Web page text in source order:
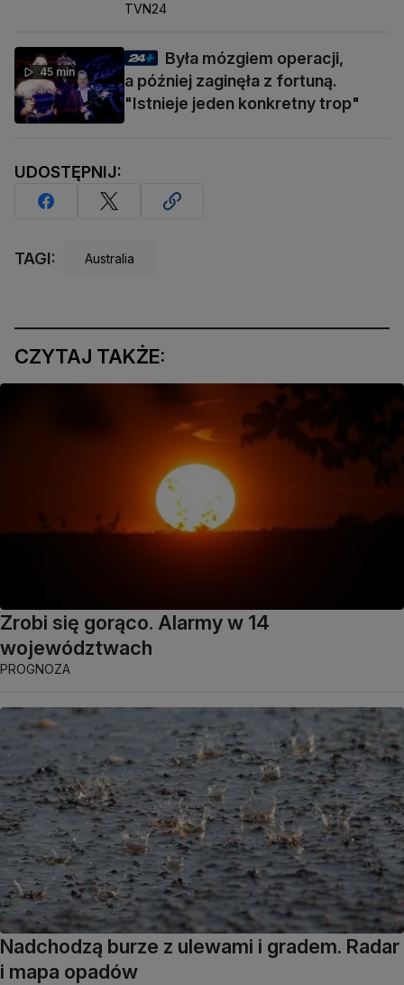
TVN24
45 min
Była mózgiem operacji,
a później zaginęła z fortuną.
"Istnieje jeden konkretny trop"
UDOSTĘPNIJ:
TAGI: Australia
CZYTAJ TAKŻE:
Zrobi się gorąco. Alarmy w 14
województwach
PROGNOZA
Nadchodzą burze z ulewami i gradem. Radar
i mapa opadów